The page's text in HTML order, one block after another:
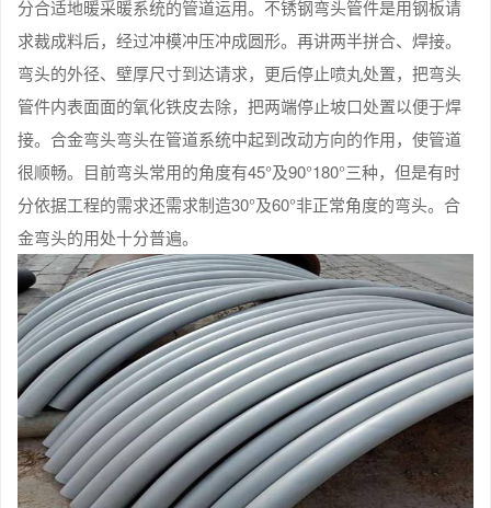
分合适地暖采暖系统的管道运用。不锈钢弯头管件是用钢板请
求裁成料后，经过冲模冲压冲成圆形。再讲两半拼合、焊接。
弯头的外径、壁厚尺寸到达请求，更后停止喷丸处置，把弯头
管件内表面面的氧化铁皮去除，把两端停止坡口处置以便于焊
接。合金弯头弯头在管道系统中起到改动方向的作用，使管道
很顺畅。目前弯头常用的角度有45°及90°180°三种，但是有时
分依据工程的需求还需求制造30°及60°非正常角度的弯头。合
金弯头的用处十分普遍。